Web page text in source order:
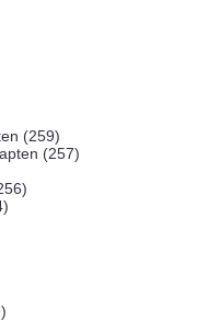
(259)
(257)